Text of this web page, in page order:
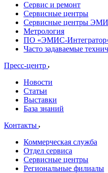
Сервис и ремонт
Сервисные центры
Сервисные центры
Метрология
ПО «ЭМИС-
Часто задаваемые
Пресс-центр
Новости
Статьи
Выставки
База знаний
Контакты
Коммерческая служба
Отдел сервиса
Сервисные центры
Региональные филиалы